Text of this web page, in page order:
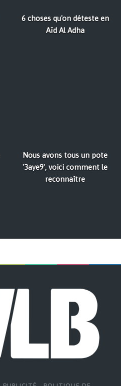
6 choses qu'on déteste en
Aïd Al Adha
Nous avons tous un pote
'3aye9', voici comment le
reconnaître